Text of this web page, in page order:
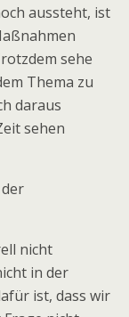
aussteht, ist
sehe
Thema zu
daraus
sehen
nicht
in der
ist, dass wir